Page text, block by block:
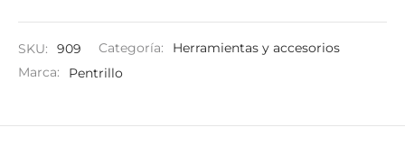
SKU: 909 Categoría:
Herramientas y accesorios
Marca:
Pentrillo